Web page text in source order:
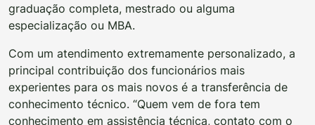
graduação completa, mestrado ou alguma
especialização ou MBA.
Com um atendimento extremamente personalizado, a
principal contribuição dos funcionários mais
experientes para os mais novos é a transferência de
conhecimento técnico. “Quem vem de fora tem
conhecimento em assistência técnica, contato com o